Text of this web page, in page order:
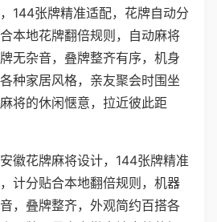
144张牌精准适配，花牌自动分
本地花牌翻倍规则，自动麻将
无杂音，叠牌整齐有序，机身
种家居风格，亲友聚会时围坐
将的休闲惬意，拉近彼此距
徽花牌麻将设计，144张牌精准
计分贴合本地翻倍规则，机器
，叠牌整齐，外观简约百搭各